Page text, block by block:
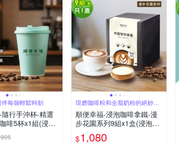
每個輕鬆時刻
行手沖杯-精選
啡5杯x1組(浸泡
)
現磨咖啡粉和全脂奶粉的絕妙搭
配
順便幸福-浸泡咖啡拿鐵-漫
步花園系列9組x1盒(浸泡咖
啡 全脂奶粉)
$1,080